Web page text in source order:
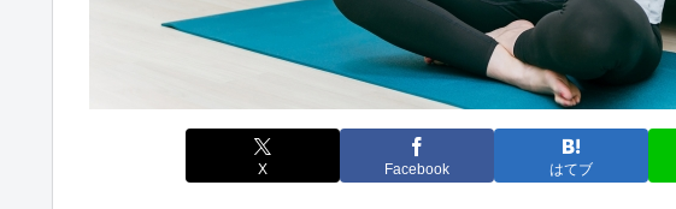
X Facebook はてブ